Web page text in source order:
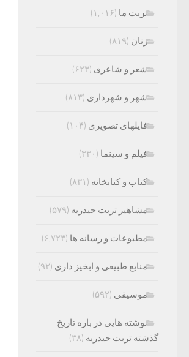
تربت ما (۱,۰۱۶)
زنان (۸۱۹)
شعر و شاعری (۶۲۳)
شهر و شهرداری (۸۱۳)
فایلهای تصویری (۱۰۴)
فیلم و سینما (۳۳۰)
کتاب و کتابخانه (۸۳۱)
مشاهیر تربت حیدریه (۵۷۹)
مطبوعات و رسانه ها (۶,۷۲۳)
منابع طبیعی و ابخیز داری (۹۲)
موسیقی (۵۹۲)
نوشته هایی در باره تاریخ
گذشته تربت حیدریه (۳۸)